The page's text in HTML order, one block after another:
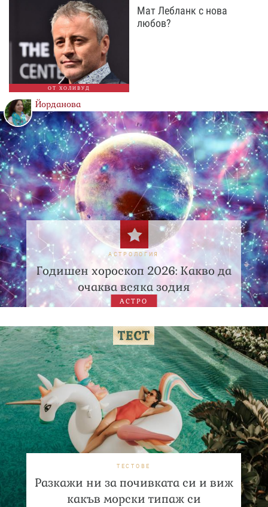
ОТ ХОЛИВУД
Мат Лебланк с нова
любов?
Йорданова
АСТРОЛОГИЯ
Годишен хороскоп 2026: Какво да
очаква всяка зодия
АСТРО
ТЕСТОВЕ
Разкажи ни за почивката си и виж
какъв морски типаж си